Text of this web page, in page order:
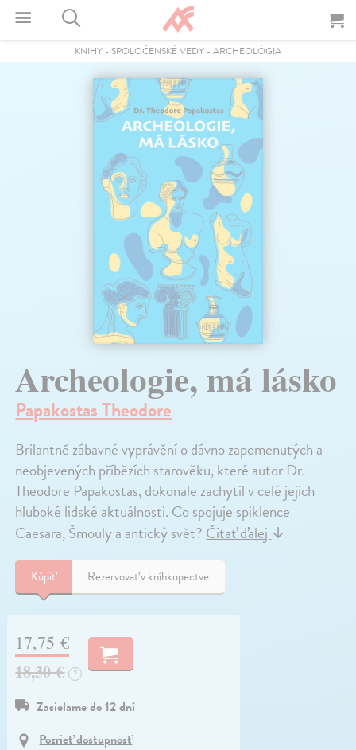
KNIHY - SPOLOČENSKÉ VEDY - ARCHEOLÓGIA
Archeologie, má lásko
Papakostas Theodore
Brilantně zábavné vyprávění o dávno zapomenutých a
neobjevených příbězích starověku, které autor Dr.
Theodore Papakostas, dokonale zachytil v celé jejich
hluboké lidské aktuálnosti. Co spojuje spiklence
Caesara, Šmouly a antický svět? Čítať ďalej ↓
Kúpiť Rezervovať v kníhkupectve
17,75 €
18,30 € ?
Zasielame do 12 dní
Pozrieť dostupnosť